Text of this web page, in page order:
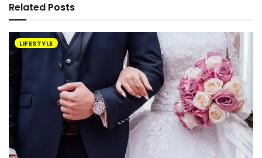
Related Posts
LIFESTYLE